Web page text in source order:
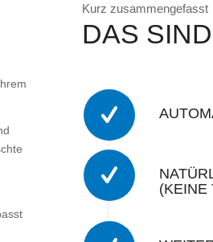
Kurz zusammengefasst
DAS
(KEINE